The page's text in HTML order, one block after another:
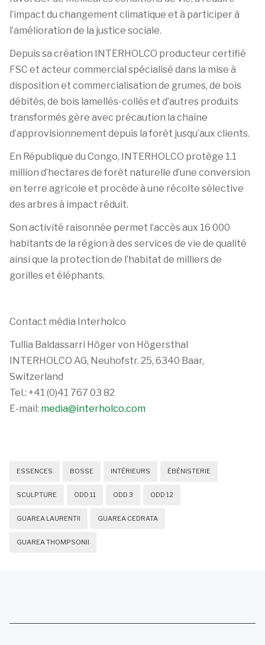
l’impact du changement climatique et à participer à
l’amélioration de la justice sociale.
Depuis sa création INTERHOLCO producteur certifié
FSC et acteur commercial spécialisé dans la mise à
disposition et commercialisation de grumes, de bois
débités, de bois lamellés-collés et d’autres produits
transformés gère avec précaution la chaîne
d’approvisionnement depuis la forêt jusqu’aux clients.
En République du Congo, INTERHOLCO protège 1.1
million d’hectares de forêt naturelle d’une conversion
en terre agricole et procède à une récolte sélective
des arbres à impact réduit.
Son activité raisonnée permet l’accès aux 16 000
habitants de la région à des services de vie de qualité
ainsi que la protection de l’habitat de milliers de
gorilles et éléphants.
Contact média Interholco
Tullia Baldassarri Höger von Högersthal
INTERHOLCO AG, Neuhofstr. 25, 6340 Baar,
Switzerland
Tel.: +41 (0)41 767 03 82
E-mail: media@interholco.com
ESSENCES BOSSE INTÉRIEURS ÉBÉNISTERIE
SCULPTURE ODD 11 ODD 3 ODD 12
GUAREA LAURENTII GUAREA CEDRATA
GUAREA THOMPSONII